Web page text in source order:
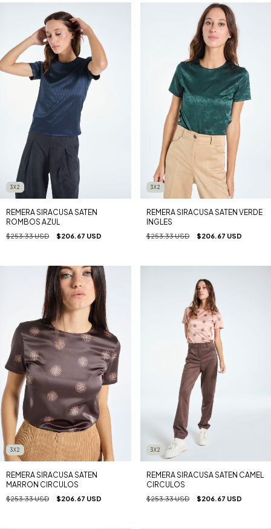
3X2
REMERA SIRACUSA SATEN
ROMBOS AZUL
$253.33 USD $206.67 USD
3X2
REMERA SIRACUSA SATEN VERDE
INGLES
$253.33 USD $206.67 USD
3X2
REMERA SIRACUSA SATEN
MARRON CIRCULOS
$253.33 USD $206.67 USD
3X2
REMERA SIRACUSA SATEN CAMEL
CIRCULOS
$253.33 USD $206.67 USD